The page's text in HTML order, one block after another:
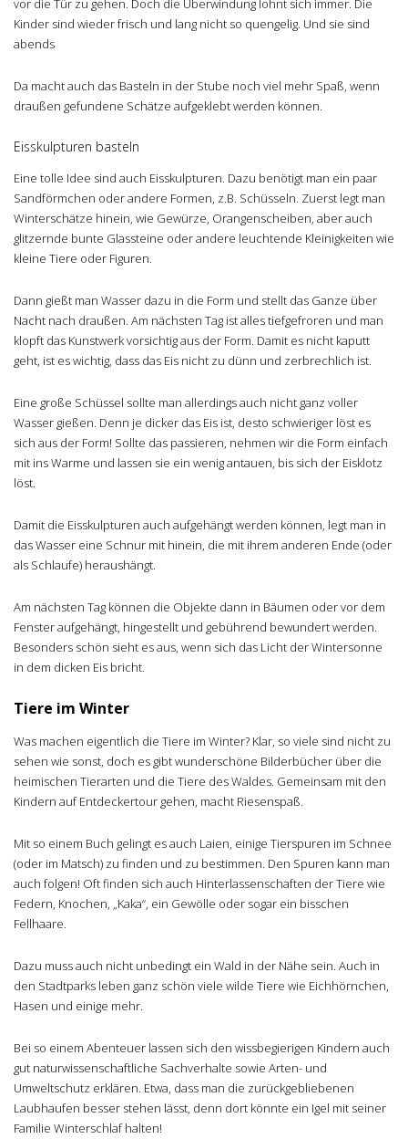
vor die Tür zu gehen. Doch die Überwindung lohnt sich immer. Die
Kinder sind wieder frisch und lang nicht so quengelig. Und sie sind
abends
Da macht auch das Basteln in der Stube noch viel mehr Spaß, wenn
draußen gefundene Schätze aufgeklebt werden können.
Eisskulpturen basteln
Eine tolle Idee sind auch Eisskulpturen. Dazu benötigt man ein paar
Sandförmchen oder andere Formen, z.B. Schüsseln. Zuerst legt man
Winterschätze hinein, wie Gewürze, Orangenscheiben, aber auch
glitzernde bunte Glassteine oder andere leuchtende Kleinigkeiten wie
kleine Tiere oder Figuren.
Dann gießt man Wasser dazu in die Form und stellt das Ganze über
Nacht nach draußen. Am nächsten Tag ist alles tiefgefroren und man
klopft das Kunstwerk vorsichtig aus der Form. Damit es nicht kaputt
geht, ist es wichtig, dass das Eis nicht zu dünn und zerbrechlich ist.
Eine große Schüssel sollte man allerdings auch nicht ganz voller
Wasser gießen. Denn je dicker das Eis ist, desto schwieriger löst es
sich aus der Form! Sollte das passieren, nehmen wir die Form einfach
mit ins Warme und lassen sie ein wenig antauen, bis sich der Eisklotz
löst.
Damit die Eisskulpturen auch aufgehängt werden können, legt man in
das Wasser eine Schnur mit hinein, die mit ihrem anderen Ende (oder
als Schlaufe) heraushängt.
Am nächsten Tag können die Objekte dann in Bäumen oder vor dem
Fenster aufgehängt, hingestellt und gebührend bewundert werden.
Besonders schön sieht es aus, wenn sich das Licht der Wintersonne
in dem dicken Eis bricht.
Tiere im Winter
Was machen eigentlich die Tiere im Winter? Klar, so viele sind nicht zu
sehen wie sonst, doch es gibt wunderschöne Bilderbücher über die
heimischen Tierarten und die Tiere des Waldes. Gemeinsam mit den
Kindern auf Entdeckertour gehen, macht Riesenspaß.
Mit so einem Buch gelingt es auch Laien, einige Tierspuren im Schnee
(oder im Matsch) zu finden und zu bestimmen. Den Spuren kann man
auch folgen! Oft finden sich auch Hinterlassenschaften der Tiere wie
Federn, Knochen, „Kaka“, ein Gewölle oder sogar ein bisschen
Fellhaare.
Dazu muss auch nicht unbedingt ein Wald in der Nähe sein. Auch in
den Stadtparks leben ganz schön viele wilde Tiere wie Eichhörnchen,
Hasen und einige mehr.
Bei so einem Abenteuer lassen sich den wissbegierigen Kindern auch
gut naturwissenschaftliche Sachverhalte sowie Arten- und
Umweltschutz erklären. Etwa, dass man die zurückgebliebenen
Laubhaufen besser stehen lässt, denn dort könnte ein Igel mit seiner
Familie Winterschlaf halten!